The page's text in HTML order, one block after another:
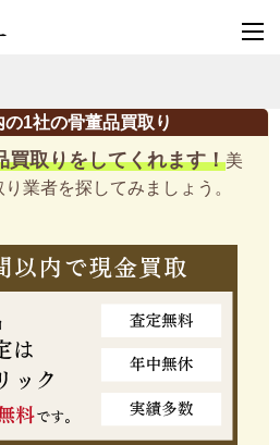
1社の骨董品買取り
買取りをしてくれます！美
業者を探してみましょう。